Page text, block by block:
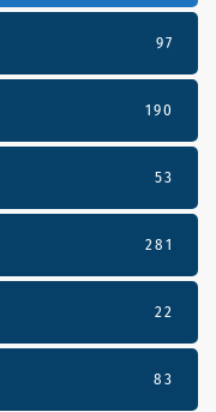
97
190
53
281
22
83